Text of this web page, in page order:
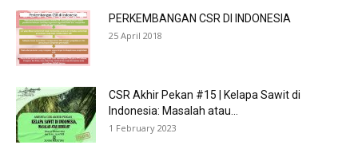
PERKEMBANGAN CSR DI INDONESIA
25 April 2018
CSR Akhir Pekan #15 | Kelapa Sawit di
Indonesia: Masalah atau...
1 February 2023